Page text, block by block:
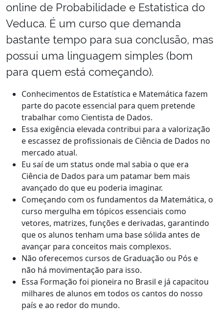
online de Probabilidade e Estatistica do
Veduca. É um curso que demanda
bastante tempo para sua conclusão, mas
possui uma linguagem simples (bom
para quem está começando).
Conhecimentos de Estatística e Matemática fazem
parte do pacote essencial para quem pretende
trabalhar como Cientista de Dados.
Essa exigência elevada contribui para a valorização
e escassez de profissionais de Ciência de Dados no
mercado atual.
Eu saí de um status onde mal sabia o que era
Ciência de Dados para um patamar bem mais
avançado do que eu poderia imaginar.
Começando com os fundamentos da Matemática, o
curso mergulha em tópicos essenciais como
vetores, matrizes, funções e derivadas, garantindo
que os alunos tenham uma base sólida antes de
avançar para conceitos mais complexos.
Não oferecemos cursos de Graduação ou Pós e
não há movimentação para isso.
Essa Formação foi pioneira no Brasil e já capacitou
milhares de alunos em todos os cantos do nosso
país e ao redor do mundo.